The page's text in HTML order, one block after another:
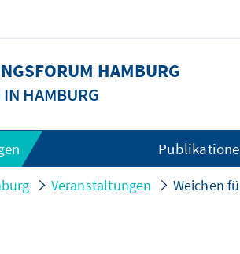
HAMBURG
HAMBURG
Veranstaltungen Weichen